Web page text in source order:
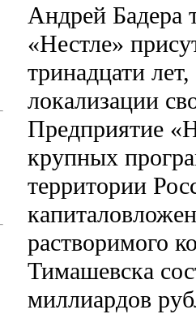
Андрей Бадера
«Нестле»
тринадцати
локализации
Предприятие
крупных
территории
растворимого
Тимашевска
миллиардов